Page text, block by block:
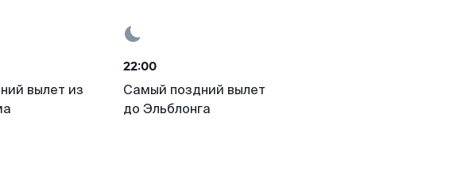
вылет из
22:00
Самый поздний вылет
до Эльблонга